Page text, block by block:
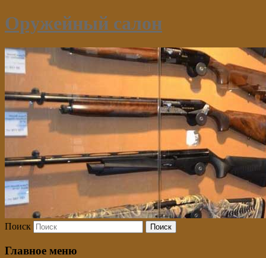
Оружейный салон
Поиск
Главное меню